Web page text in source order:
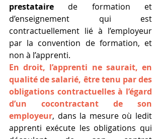
prestataire de formation et
d’enseignement qui est
contractuellement lié à l’employeur
par la convention de formation, et
non à l’apprenti.
En droit, l’apprenti ne saurait, en
qualité de salarié, être tenu par des
obligations contractuelles à l’égard
d’un cocontractant de son
employeur, dans la mesure où ledit
apprenti exécute les obligations qui